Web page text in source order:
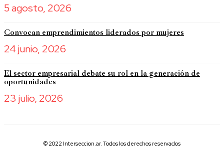
5 agosto, 2026
Convocan emprendimientos liderados por mujeres
24 junio, 2026
El sector empresarial debate su rol en la generación de
oportunidades
23 julio, 2026
© 2022 Interseccion.ar. Todos los derechos reservados